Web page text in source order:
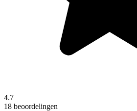
4.7
18 beoordelingen